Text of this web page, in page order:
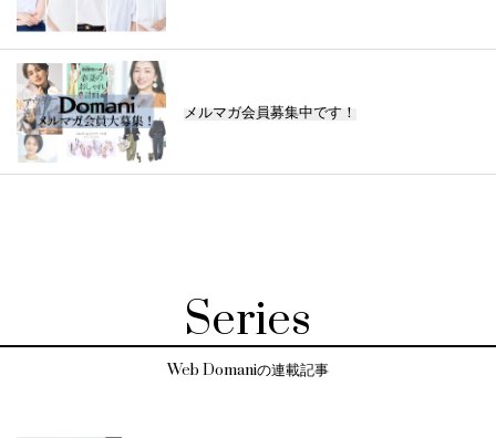
メルマガ会員募集中です！
Series
Web Domaniの連載記事